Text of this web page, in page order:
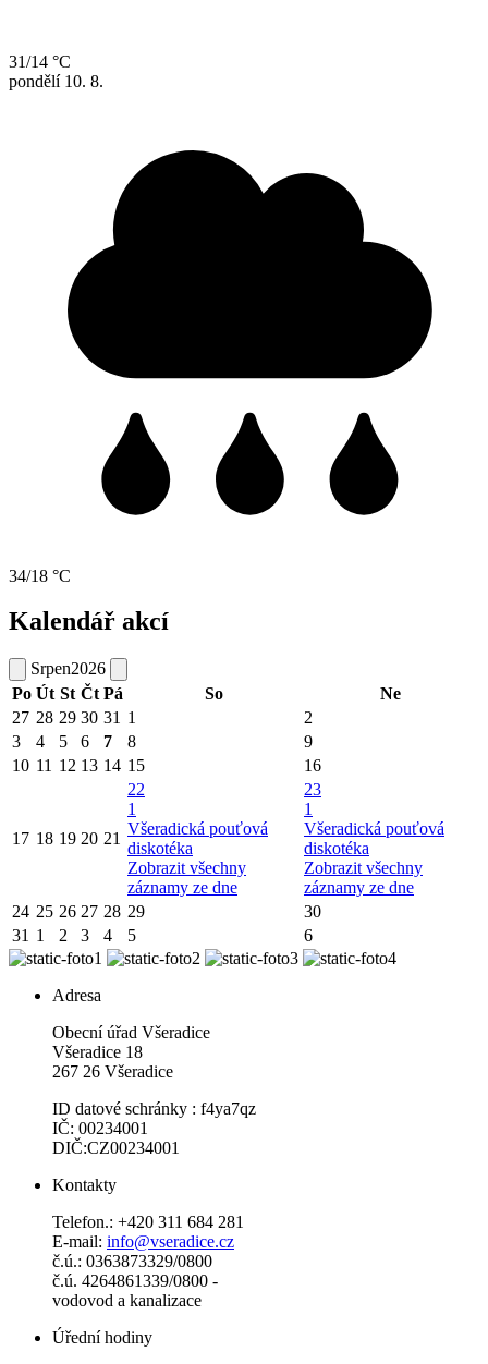
31/14 °C
pondělí 10. 8.
34/18 °C
Kalendář akcí
Srpen2026
Po Út St Čt Pá So
Ne
27 28 29 30 31 1
2
3
4 5 6 7 8
9
10 11 12 13 14 15 16
17 18 19 20 21
22
1
Všeradická pouťová
diskotéka
Zobrazit všechny
záznamy ze dne
23
1
Všeradická pouťová
diskotéka
Zobrazit všechny
záznamy ze dne
24 25 26 27 28 29
30
31 1 2 3 4 5 6
Adresa
Obecní úřad Všeradice
Všeradice 18
267 26 Všeradice
ID datové schránky : f4ya7qz
IČ: 00234001
DIČ:CZ00234001
Kontakty
Telefon.: +420 311 684 281
E-mail: info@vseradice.cz
č.ú.: 0363873329/0800
č.ú. 4264861339/0800 -
vodovod a kanalizace
Úřední hodiny